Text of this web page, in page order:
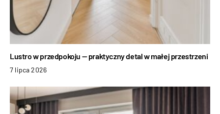
Lustro w przedpokoju — praktyczny detal w małej przestrzeni
7 lipca 2026